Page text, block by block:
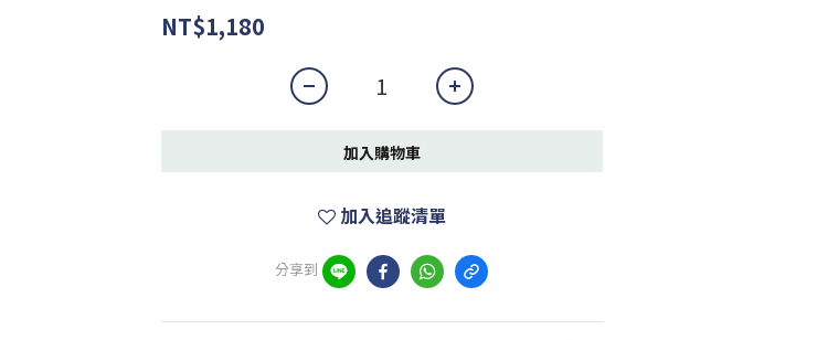
NT$1,180
加入購物車
加入追蹤清單
分享到